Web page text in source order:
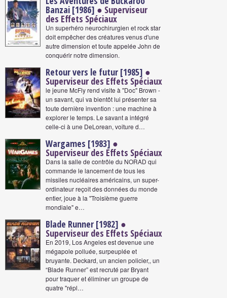
Banzai [1986] ● Superviseur
des Effets Spéciaux
Un superhéro neurochirurgien et rock star
doit empêcher des créatures venus d'une
autre dimension et toute appelée John de
conquérir notre dimension.
Retour vers le futur [1985] ●
Superviseur des Effets Spéciaux
le jeune McFly rend visite à "Doc" Brown -
un savant, qui va bientôt lui présenter sa
toute dernière invention : une machine à
explorer le temps. Le savant a intégré
celle-ci à une DeLorean, voiture d…
Wargames [1983] ●
Superviseur des Effets Spéciaux
Dans la salle de contrôle du NORAD qui
commande le lancement de tous les
missiles nucléaires américains, un super-
ordinateur reçoit des données du monde
entier, joue à la "Troisième guerre
mondiale" e…
Blade Runner [1982] ●
Superviseur des Effets Spéciaux
En 2019, Los Angeles est devenue une
mégapole polluée, surpeuplée et
bruyante. Deckard, un ancien policier,, un
“Blade Runner” est recruté par Bryant
pour traquer et éliminer un groupe de
quatre "répl…